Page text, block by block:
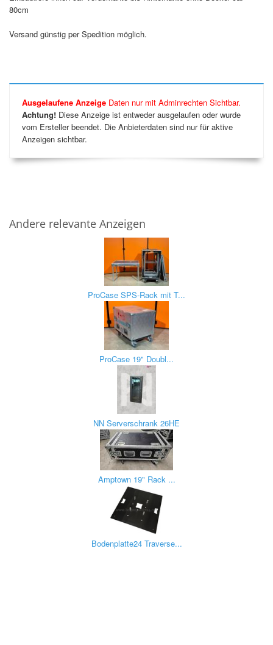
80cm
Versand günstig per Spedition möglich.
Ausgelaufene Anzeige Daten nur mit Adminrechten Sichtbar.
Achtung! Diese Anzeige ist entweder ausgelaufen oder wurde
vom Ersteller beendet. Die Anbieterdaten sind nur für aktive
Anzeigen sichtbar.
Andere relevante Anzeigen
ProCase SPS-Rack mit T...
ProCase 19" Doubl...
NN Serverschrank 26HE
Amptown 19" Rack ...
Bodenplatte24 Traverse...